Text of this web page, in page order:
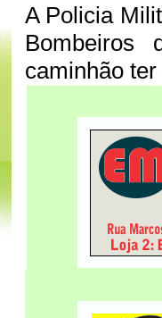
A Policia
Bombeiros
caminhão